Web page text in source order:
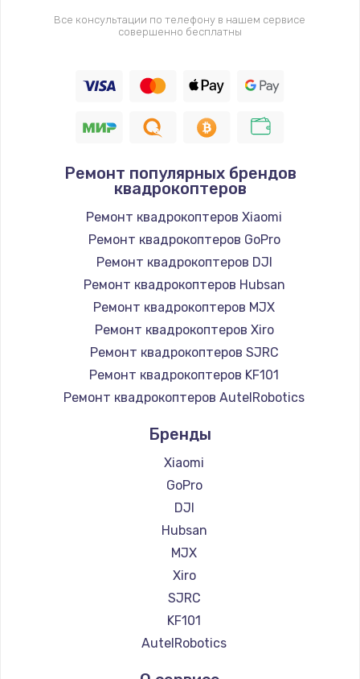
Все консультации по телефону в нашем сервисе
совершенно бесплатны
Ремонт популярных брендов
квадрокоптеров
Ремонт квадрокоптеров Xiaomi
Ремонт квадрокоптеров GoPro
Ремонт квадрокоптеров DJI
Ремонт квадрокоптеров Hubsan
Ремонт квадрокоптеров MJX
Ремонт квадрокоптеров Xiro
Ремонт квадрокоптеров SJRC
Ремонт квадрокоптеров KF101
Ремонт квадрокоптеров AutelRobotics
Бренды
Xiaomi
GoPro
DJI
Hubsan
MJX
Xiro
SJRC
KF101
AutelRobotics